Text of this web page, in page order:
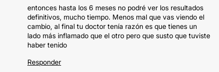
entonces hasta los 6 meses no podré ver los resultados
definitivos, mucho tiempo. Menos mal que vas viendo el
cambio, al final tu doctor tenía razón es que tienes un
lado más inflamado que el otro pero que susto que tuviste
haber tenido
Responder